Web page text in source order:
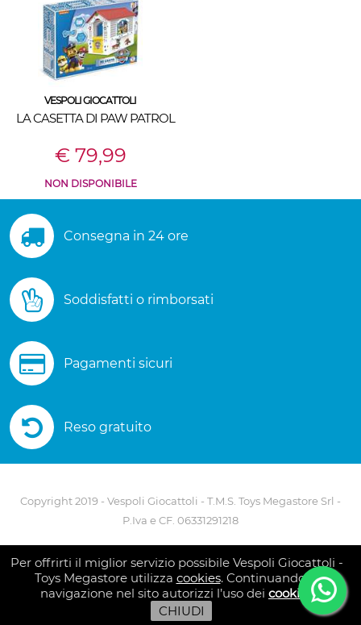
Per offrirti il miglior servizio possibile Vespoli Giocattoli -
Toys Megastore utilizza cookies. Continuando la
navigazione nel sito autorizzi l’uso dei cookies
CHIUDI
VESPOLI GIOCATTOLI
LA CASETTA DI PAW PATROL
€ 79,99
NON DISPONIBILE
Consegna in 24 ore
Soddisfatti o rimborsati
Pagamenti sicuri
Reso gratuito
Copyright 2019 - Vespoli Giocattoli - T.M.S. Toys Megastore Srl -
P.Iva e CF. 06331291218